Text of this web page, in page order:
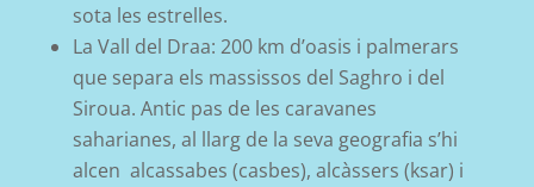
sota les estrelles.
La Vall del Draa: 200 km d’oasis i palmerars
que separa els massissos del Saghro i del
Siroua. Antic pas de les caravanes
saharianes, al llarg de la seva geografia s’hi
alcen alcassabes (casbes), alcàssers (ksar) i